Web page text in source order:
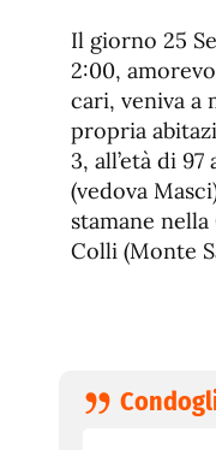
Il giorno 25
2:00,
cari, veniva a
propria
3, all’età di 97
(vedova
stamane nella
Colli (Monte